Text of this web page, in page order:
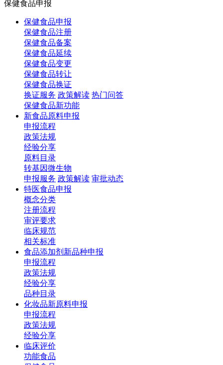
保健食品申报
保健食品申报
保健食品注册
保健食品备案
保健食品延续
保健食品变更
保健食品转让
保健食品换证
换证服务 政策解读 热门问答
保健食品新功能
新食品原料申报
申报流程
政策法规
经验分享
原料目录
转基因微生物
申报服务 政策解读 审批动态
特医食品申报
概念分类
注册流程
审评要求
临床规范
相关标准
食品添加剂新品种申报
申报流程
政策法规
经验分享
品种目录
化妆品新原料申报
申报流程
政策法规
经验分享
临床评价
功能食品